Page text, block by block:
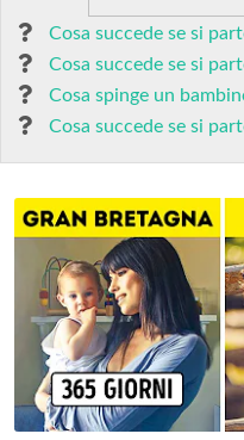
Cosa succede se si
Cosa succede se si
Cosa spinge un
Cosa succede se si